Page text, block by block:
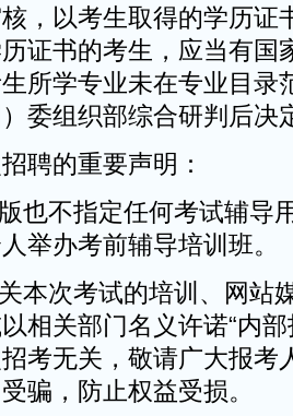
，以考生取得的学历证
证书的考生，应当有国
所学专业未在专业目录
委组织部综合研判后决
聘的重要声明：
也不指定任何考试辅导
举办考前辅导培训班。
本次考试的培训、网站
相关部门名义许诺“内部
考无关，敬请广大报考
骗，防止权益受损。